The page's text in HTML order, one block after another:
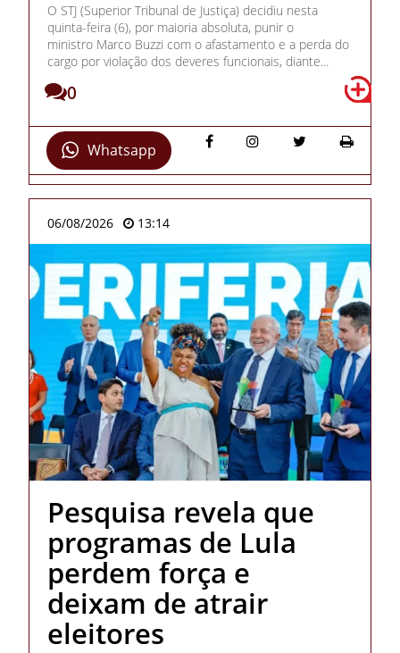
O STJ (Superior Tribunal de Justiça) decidiu nesta
quinta-feira (6), por maioria absoluta, punir o
ministro Marco Buzzi com o afastamento e a perda do
cargo por violação dos deveres funcionais, diante...
0
Whatsapp
06/08/2026 13:14
Pesquisa revela que
programas de Lula
perdem força e
deixam de atrair
eleitores